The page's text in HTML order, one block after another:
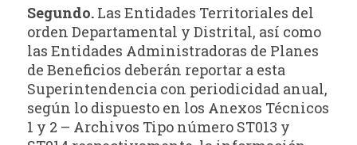
Segundo. Las Entidades Territoriales del
orden Departamental y Distrital, así como
las Entidades Administradoras de Planes
de Beneficios deberán reportar a esta
Superintendencia con periodicidad anual,
según lo dispuesto en los Anexos Técnicos
1 y 2 – Archivos Tipo número ST013 y